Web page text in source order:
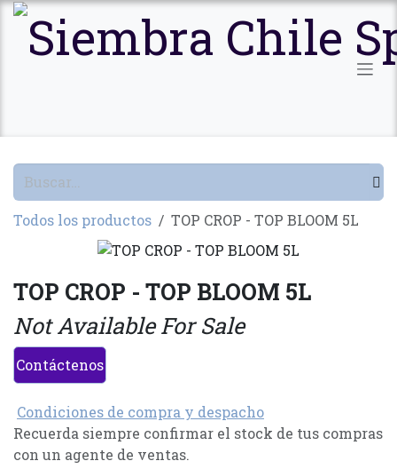
Ir al contenido
Todos los productos TOP CROP - TOP BLOOM 5L
TOP CROP - TOP BLOOM 5L
Not Available For Sale
Contáctenos
Condiciones de compra y despacho
Recuerda siempre confirmar el stock de tus compras
con un agente de ventas.